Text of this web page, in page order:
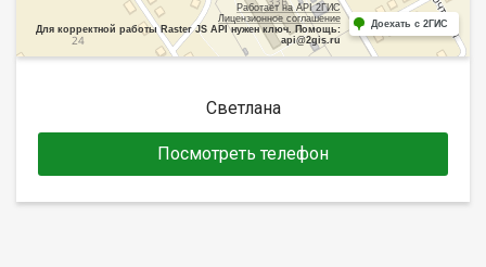
Работает на API 2ГИС
Лицензионное соглашение
Для корректной работы Raster JS API нужен ключ. Помощь:
api@2gis.ru
Доехать с 2ГИС
Светлана
Посмотреть телефон